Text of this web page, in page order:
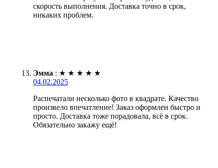
скорость выполнения. Доставка точно в срок,
никаких проблем.
Эмма : ★ ★ ★ ★ ★
04.02.2025
Распечатали несколько фото в квадрате. Качество
произвело впечатление! Заказ оформлен быстро и
просто. Доставка тоже порадовала, всё в срок.
Обязательно закажу ещё!